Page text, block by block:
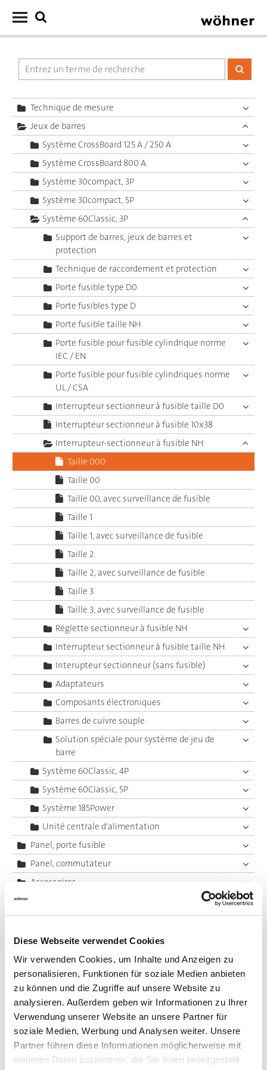
Diese Webseite verwendet Cookies
Wir verwenden Cookies, um Inhalte und Anzeigen zu
personalisieren, Funktionen für soziale Medien anbieten
zu können und die Zugriffe auf unsere Website zu
analysieren. Außerdem geben wir Informationen zu Ihrer
Verwendung unserer Website an unsere Partner für
soziale Medien, Werbung und Analysen weiter. Unsere
Partner führen diese Informationen möglicherweise mit
weiteren Daten zusammen, die Sie ihnen bereitgestellt
Technique de mesure
Jeux de barres
Système CrossBoard 125 A / 250 A
Système CrossBoard 800 A
Système 30compact, 3P
Système 30compact, 5P
Système 60Classic, 3P
Support de barres, jeux de barres et
protection
Technique de raccordement et protection
Porte fusible type D0
Porte fusibles type D
Porte fusible taille NH
Porte fusible pour fusible cylindrique norme
IEC / EN
Porte fusible pour fusible cylindriques norme
UL / CSA
Interrupteur sectionneur à fusible taille D0
Interrupteur sectionneur à fusible 10x38
Interrupteur-sectionneur à fusible NH
Taille 000
Taille 00
Taille 00, avec surveillance de fusible
Taille 1
Taille 1, avec surveillance de fusible
Taille 2
Taille 2, avec surveillance de fusible
Taille 3
Taille 3, avec surveillance de fusible
Réglette sectionneur à fusible NH
Interrupteur sectionneur à fusible taille NH
Interupteur sectionneur (sans fusible)
Adaptateurs
Composants électroniques
Barres de cuivre souple
Solution spéciale pour système de jeu de
barre
Système 60Classic, 4P
Système 60Classic, 5P
Système 185Power
Unité centrale d'alimentation
Panel, porte fusible
Panel, commutateur
Accessoires